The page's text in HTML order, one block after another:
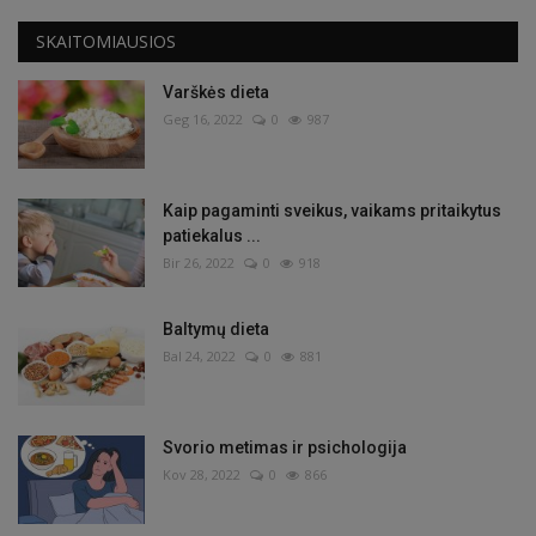
SKAITOMIAUSIOS
Varškės dieta
Geg 16, 2022 0 987
Kaip pagaminti sveikus, vaikams pritaikytus
patiekalus ...
Bir 26, 2022 0 918
Baltymų dieta
Bal 24, 2022 0 881
Svorio metimas ir psichologija
Kov 28, 2022 0 866